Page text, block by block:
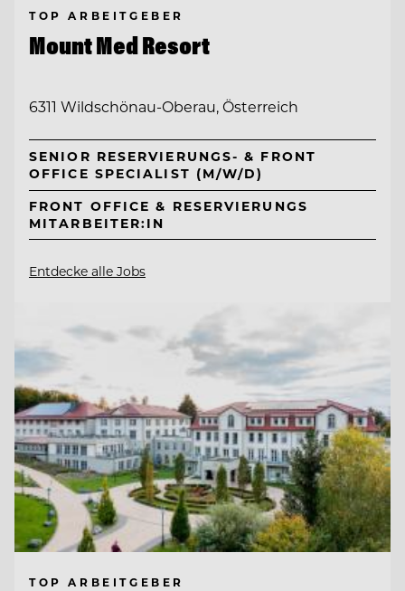
TOP ARBEITGEBER
Mount Med Resort
6311 Wildschönau-Oberau, Österreich
SENIOR RESERVIERUNGS- & FRONT
OFFICE SPECIALIST (M/W/D)
FRONT OFFICE & RESERVIERUNGS
MITARBEITER:IN
Entdecke alle Jobs
TOP ARBEITGEBER